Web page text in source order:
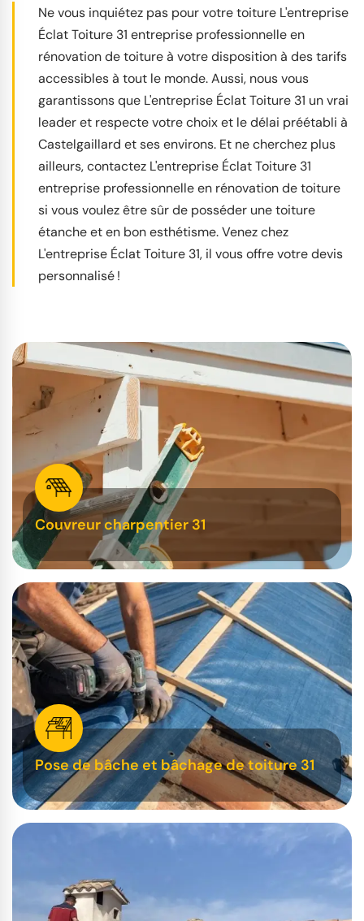
Ne vous inquiétez pas pour votre toiture L'entreprise
Éclat Toiture 31 entreprise professionnelle en
rénovation de toiture à votre disposition à des tarifs
accessibles à tout le monde. Aussi, nous vous
garantissons que L'entreprise Éclat Toiture 31 un vrai
leader et respecte votre choix et le délai préétabli à
Castelgaillard et ses environs. Et ne cherchez plus
ailleurs, contactez L'entreprise Éclat Toiture 31
entreprise professionnelle en rénovation de toiture
si vous voulez être sûr de posséder une toiture
étanche et en bon esthétisme. Venez chez
L'entreprise Éclat Toiture 31, il vous offre votre devis
personnalisé !
Couvreur charpentier 31
Pose de bâche et bâchage de toiture 31